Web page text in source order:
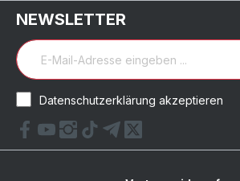
NEWSLETTER
Datenschutzerklärung akzeptieren